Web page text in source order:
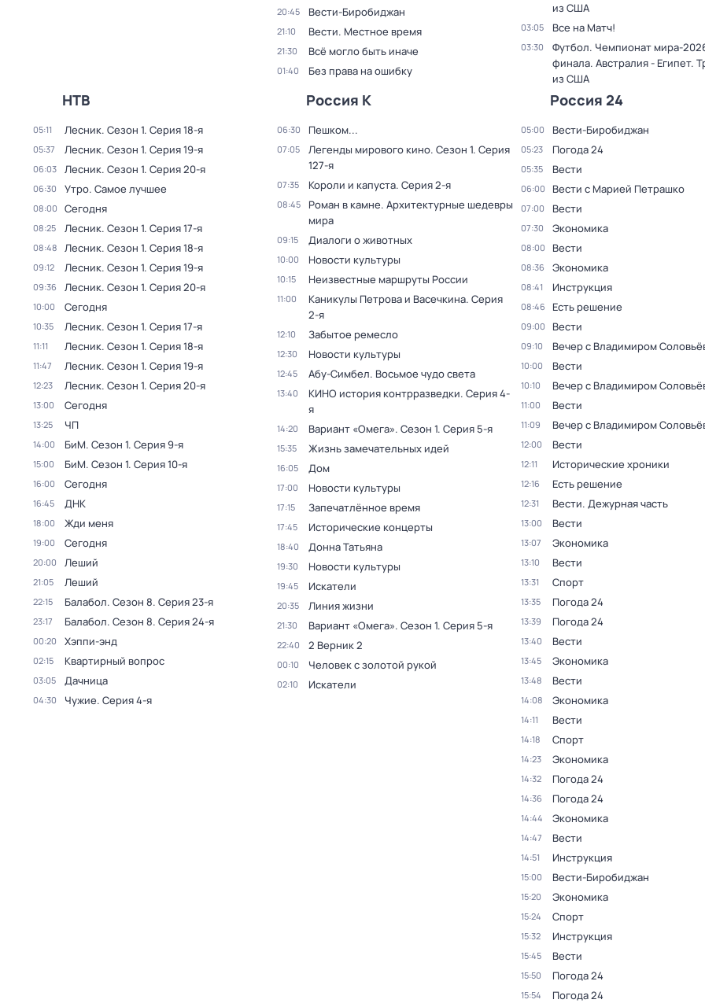
20:45 Вести-Биробиджан
21:10 Вести. Местное время
21:30 Всё могло быть иначе
01:40 Без права на ошибку
из США
03:05 Все на Матч!
03:30
Футбол. Чемпионат мира-
финала. Австралия - Египет.
из США
НТВ
05:11 Лесник. Сезон 1. Серия 18-я
05:37 Лесник. Сезон 1. Серия 19-я
06:03 Лесник. Сезон 1. Серия 20-я
06:30 Утро. Самое лучшее
08:00 Сегодня
08:25 Лесник. Сезон 1. Серия 17-я
08:48 Лесник. Сезон 1. Серия 18-я
09:12 Лесник. Сезон 1. Серия 19-я
09:36 Лесник. Сезон 1. Серия 20-я
10:00 Сегодня
10:35 Лесник. Сезон 1. Серия 17-я
11:11 Лесник. Сезон 1. Серия 18-я
11:47 Лесник. Сезон 1. Серия 19-я
12:23 Лесник. Сезон 1. Серия 20-я
13:00 Сегодня
13:25 ЧП
14:00 БиМ. Сезон 1. Серия 9-я
15:00 БиМ. Сезон 1. Серия 10-я
16:00 Сегодня
16:45 ДНК
18:00 Жди меня
19:00 Сегодня
20:00 Леший
21:05 Леший
22:15 Балабол. Сезон 8. Серия 23-я
23:17 Балабол. Сезон 8. Серия 24-я
00:20 Хэппи-энд
02:15 Квартирный вопрос
03:05 Дачница
04:30 Чужие. Серия 4-я
Россия К
06:30 Пешком...
07:05 Легенды мирового кино. Сезон 1. Серия
127-я
07:35 Короли и капуста. Серия 2-я
08:45
Роман в камне. Архитектурные шедевры
мира
09:15 Диалоги о животных
10:00 Новости культуры
10:15 Неизвестные маршруты России
11:00 Каникулы Петрова и Васечкина. Серия
2-я
12:10 Забытое ремесло
12:30 Новости культуры
12:45 Абу-Симбел. Восьмое чудо света
13:40 КИНО история контрразведки. Серия 4-
я
14:20 Вариант «Омега». Сезон 1. Серия 5-я
15:35 Жизнь замечательных идей
16:05 Дом
17:00 Новости культуры
17:15 Запечатлённое время
17:45 Исторические концерты
18:40 Донна Татьяна
19:30 Новости культуры
19:45 Искатели
20:35 Линия жизни
21:30 Вариант «Омега». Сезон 1. Серия 5-я
22:40 2 Верник 2
00:10 Человек с золотой рукой
02:10 Искатели
Россия 24
05:00 Вести-Биробиджан
05:23 Погода 24
05:35 Вести
06:00 Вести с Марией Петрашко
07:00 Вести
07:30 Экономика
08:00 Вести
08:36 Экономика
08:41 Инструкция
08:46 Есть решение
09:00 Вести
09:10 Вечер с Владимиром
10:00 Вести
10:10 Вечер с Владимиром
11:00 Вести
11:09 Вечер с Владимиром
12:00 Вести
12:11 Исторические хроники
12:16 Есть решение
12:31 Вести. Дежурная часть
13:00 Вести
13:07 Экономика
13:10 Вести
13:31 Спорт
13:35 Погода 24
13:39 Погода 24
13:40 Вести
13:45 Экономика
13:48 Вести
14:08 Экономика
14:11 Вести
14:18 Спорт
14:23 Экономика
14:32 Погода 24
14:36 Погода 24
14:44 Экономика
14:47 Вести
14:51 Инструкция
15:00 Вести-Биробиджан
15:20 Экономика
15:24 Спорт
15:32 Инструкция
15:45 Вести
15:50 Погода 24
15:54 Погода 24